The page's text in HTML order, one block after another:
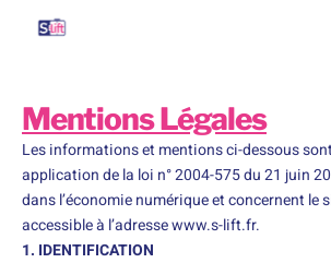
Mentions Légales
Les informations et mentions ci-dessous
application de la loi n° 2004-575 du 21 juin
dans l’économie numérique et concernent le
accessible à l’adresse www.s-lift.fr.
1. IDENTIFICATION